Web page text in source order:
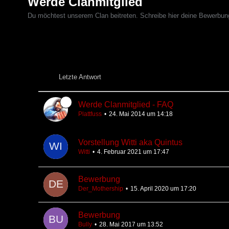
Du möchtest unserem Clan beitreten. Schreibe hier deine
Letzte Antwort
Werde Clanmitglied - FAQ
Plattfuss 24. Mai 2014 um 14:18
Vorstellung Witti aka Quintus
Witti 4. Februar 2021 um 17:47
Bewerbung
Der_Mothership 15. April 2020 um 17:20
Bewerbung
Bully 28. Mai 2017 um 13:52